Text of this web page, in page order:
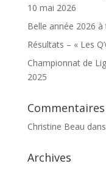
10 mai 2026
Belle année 2026 à
Résultats – « Les
Championnat de
2025
Christine Beau dans
Archives